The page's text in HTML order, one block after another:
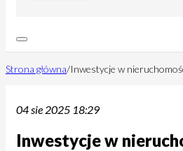
Strona główna/Inwestycje w
04 sie 2025 18:29
Inwestycje w